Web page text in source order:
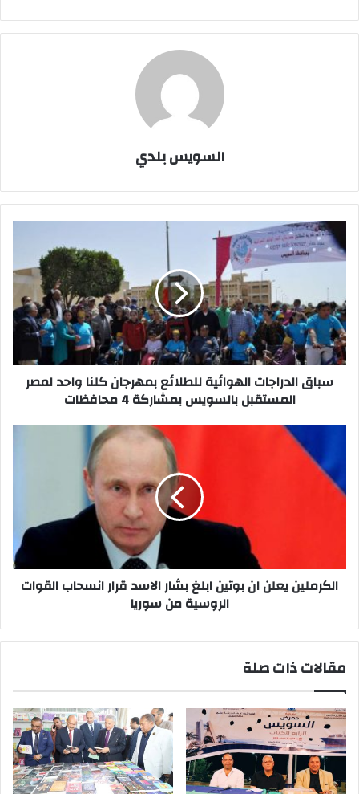
السويس بلدي
سباق
الدراجات
الهوائية
بمهرجان
كلنا
واحد
لمصر
المستقبل
بالسويس
محافظات
سباق الدراجات الهوائية للطلائع بمهرجان كلنا واحد لمصر
المستقبل بالسويس بمشاركة 4 محافظات
بوتين
ابلغ
انسحاب
القوات
الروسية
سوريا
الكرملين يعلن ان بوتين ابلغ بشار الاسد قرار انسحاب القوات
الروسية من سوريا
مقالات ذات صلة